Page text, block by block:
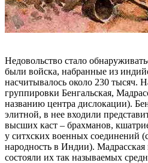
Недовольство стало
были войска, набранные из
насчитывалось около 230 тысяч.
группировки Бенгальская,
названию центра дислокации).
элитной, в нее входили
высших каст – брахманов,
у ситхских военных соединений
народность в Индии).
состояли их так называемых